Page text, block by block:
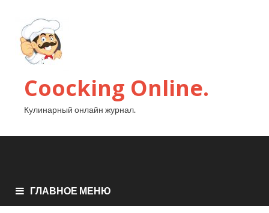
Coocking Online.
Кулинарный онлайн журнал.
ГЛАВНОЕ МЕНЮ